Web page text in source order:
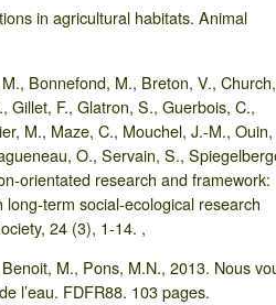
in agricultural habitats. Animal
Bonnefond, M., Breton, V.,
Gillet, F., Glatron, S., Guerbois, C.,
M., Maze, C., Mouchel, J.-M.,
O., Servain, S.,
orientated research and framework:
term social-ecological research
24 (3), 1-14. ,
M., Pons, M.N., 2013. Nous
l’eau. FDFR88. 103 pages.